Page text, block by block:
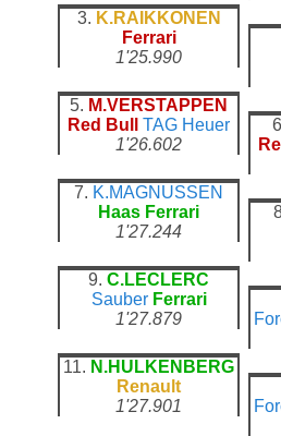
3. K.RAIKKONEN
Ferrari
1'25.990
5. M.VERSTAPPEN
Red Bull
TAG Heuer
1'26.602
7. K.MAGNUSSEN
Haas Ferrari
1'27.244
9. C.LECLERC
Sauber Ferrari
1'27.879
11. N.HULKENBERG
Renault
1'27.901